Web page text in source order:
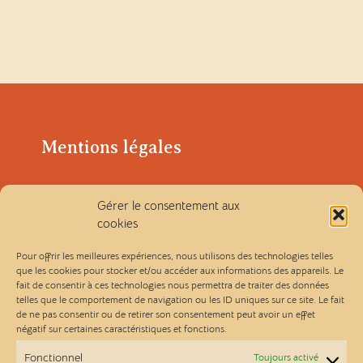
Gérer le consentement aux
cookies
Pour offrir les meilleures expériences, nous utilisons des technologies telles
que les cookies pour stocker et/ou accéder aux informations des appareils. Le
fait de consentir à ces technologies nous permettra de traiter des données
telles que le comportement de navigation ou les ID uniques sur ce site. Le fait
de ne pas consentir ou de retirer son consentement peut avoir un effet
négatif sur certaines caractéristiques et fonctions.
Fonctionnel Toujours activé
Mentions légales
Politique de confidentialité
Les Ateliers Linou